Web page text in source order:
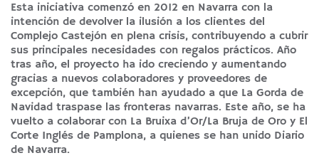
Esta iniciativa comenzó en 2012 en Navarra con la
intención de devolver la ilusión a los clientes del
Complejo Castejón en plena crisis, contribuyendo a cubrir
sus principales necesidades con regalos prácticos. Año
tras año, el proyecto ha ido creciendo y aumentando
gracias a nuevos colaboradores y proveedores de
excepción, que también han ayudado a que La Gorda de
Navidad traspase las fronteras navarras. Este año, se ha
vuelto a colaborar con La Bruixa d’Or/La Bruja de Oro y El
Corte Inglés de Pamplona, a quienes se han unido Diario
de Navarra.